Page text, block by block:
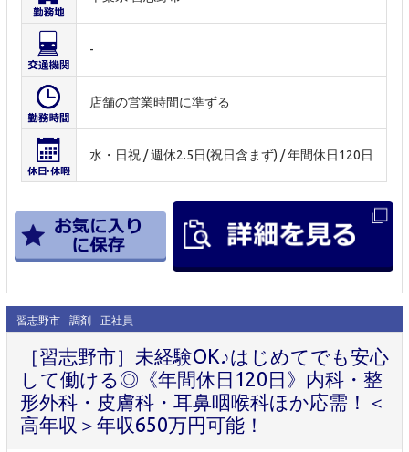
-
店舗の営業時間に準ずる
水・日祝 / 週休2.5日(祝日含まず) / 年間休日120日
習志野市 調剤 正社員
［習志野市］未経験OK♪はじめてでも安心
して働ける◎《年間休日120日》内科・整
形外科・皮膚科・耳鼻咽喉科ほか応需！＜
高年収＞年収650万円可能！